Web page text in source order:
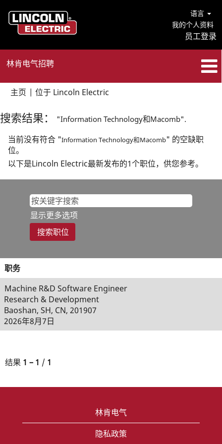
语言
我的个人资料
员工登录
林肯电气招聘
主页 | 位于 Lincoln Electric
页
面）
搜索结果： "Information Technology和Macomb".
当前没有符合 "Information Technology和Macomb" 的空缺职
位。
以下是Lincoln Electric最新发布的1个职位，供您参考。
显示更多选项
职务
Machine R&D Software Engineer
Research & Development
Baoshan, SH, CN, 201907
2026年8月7日
结果 1 – 1 / 1
林肯电气
隐私政策